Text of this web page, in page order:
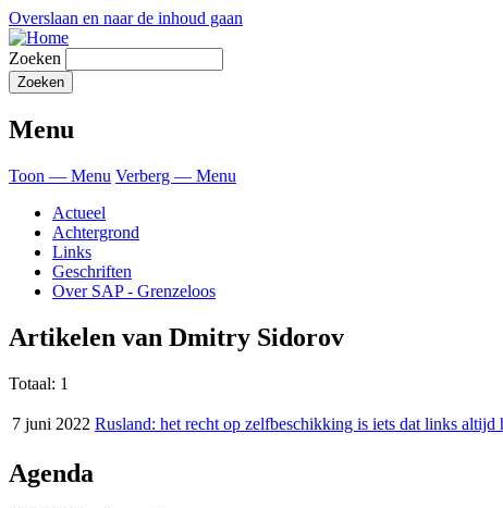
Overslaan en naar de inhoud gaan
Zoeken
Menu
Toon — Menu Verberg — Menu
Actueel
Achtergrond
Links
Geschriften
Over SAP - Grenzeloos
Artikelen van Dmitry Sidorov
Totaal: 1
7 juni 2022 Rusland: het recht op zelfbeschikking is iets dat links altijd
Agenda